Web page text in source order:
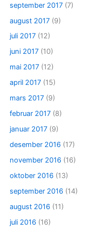
september 2017 (7)
august 2017 (9)
juli 2017 (12)
juni 2017 (10)
mai 2017 (12)
april 2017 (15)
mars 2017 (9)
februar 2017 (8)
januar 2017 (9)
desember 2016 (17)
november 2016 (16)
oktober 2016 (13)
september 2016 (14)
august 2016 (11)
juli 2016 (16)